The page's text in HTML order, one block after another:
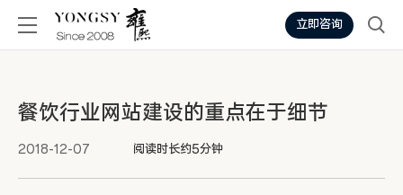
立即咨询
餐饮行业网站建设的重点在于细节
2018-12-07 阅读时长约5分钟